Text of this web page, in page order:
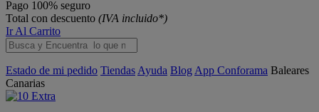
Pago 100% seguro
Total con descuento (IVA incluido*)
Ir Al Carrito
Estado de mi pedido Tiendas Ayuda Blog App Conforama Baleares
Canarias